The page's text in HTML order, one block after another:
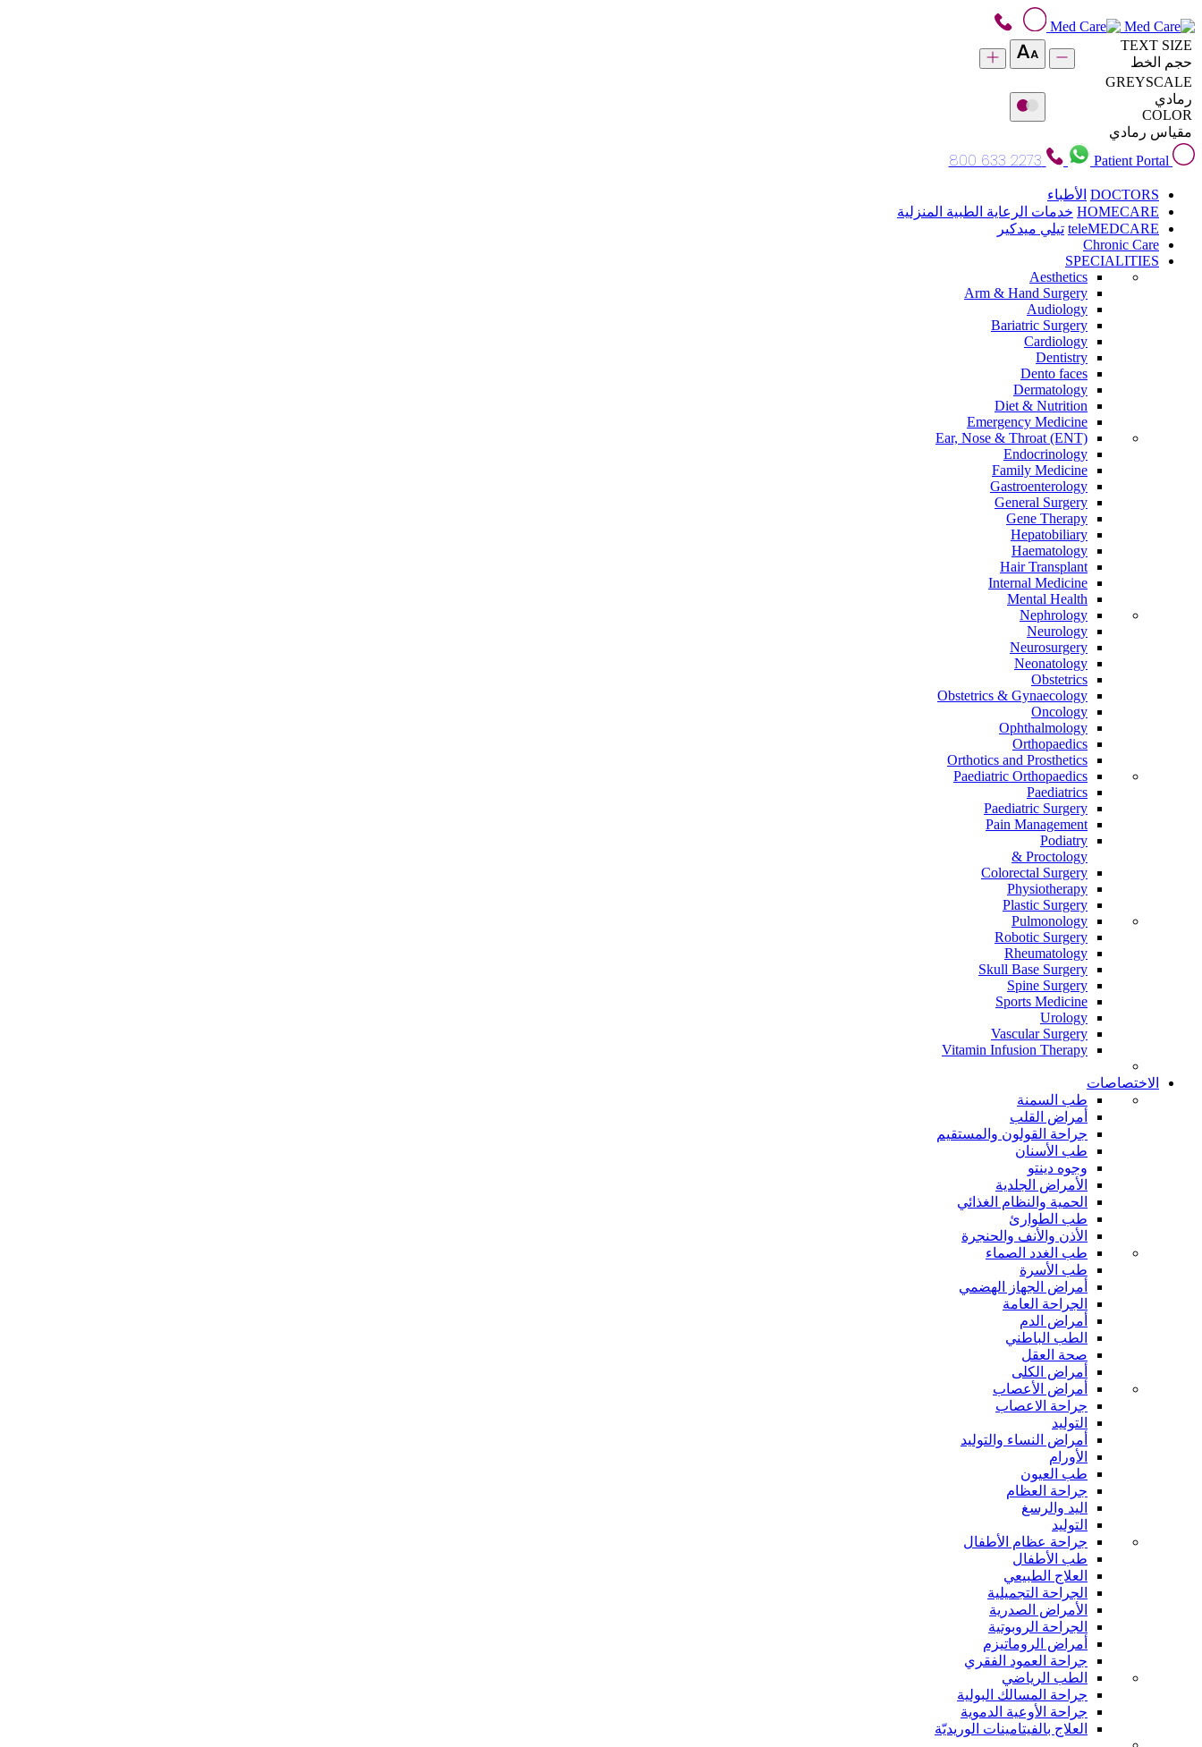
TEXT SIZE
حجم الخط
GREYSCALE
رمادي
COLOR
مقياس رمادي
Patient Portal
800 633 2273
DOCTORS الأطباء
HOMECARE خدمات الرعاية الطبية المنزلية
teleMEDCARE تيلي ميدكير
Chronic Care
SPECIALITIES
Aesthetics
Arm & Hand Surgery
Audiology
Bariatric Surgery
Cardiology
Dentistry
Dento faces
Dermatology
Diet & Nutrition
Emergency Medicine
Ear, Nose & Throat (ENT)
Endocrinology
Family Medicine
Gastroenterology
General Surgery
Gene Therapy
Hepatobiliary
Haematology
Hair Transplant
Internal Medicine
Mental Health
Nephrology
Neurology
Neurosurgery
Neonatology
Obstetrics
Obstetrics & Gynaecology
Oncology
Ophthalmology
Orthopaedics
Orthotics and Prosthetics
Paediatric Orthopaedics
Paediatrics
Paediatric Surgery
Pain Management
Podiatry
Proctology &
Colorectal Surgery
Physiotherapy
Plastic Surgery
Pulmonology
Robotic Surgery
Rheumatology
Skull Base Surgery
Spine Surgery
Sports Medicine
Urology
Vascular Surgery
Vitamin Infusion Therapy
الاختصاصات
طب السمنة
أمراض القلب
جراحة القولون والمستقيم
طب الأسنان
وجوه دينتو
الأمراض الجلدية
الحمية والنظام الغذائي
طب الطوارئ
الأذن والأنف والحنجرة
طب الغدد الصماء
طب الأسرة
أمراض الجهاز الهضمي
الجراحة العامة
أمراض الدم
الطب الباطني
صحة العقل
أمراض الكلى
أمراض الأعصاب
جراحة الاعصاب
التوليد
أمراض النساء والتوليد
الأورام
طب العيون
جراحة العظام
اليد والرسغ
التوليد
جراحة عظام الأطفال
طب الأطفال
العلاج الطبيعي
الجراحة التجميلية
الأمراض الصدرية
الجراحة الروبوتية
أمراض الروماتيزم
جراحة العمود الفقري
الطب الرياضي
جراحة المسالك البولية
جراحة الأوعية الدموية
العلاج بالفيتامينات الوريديّة